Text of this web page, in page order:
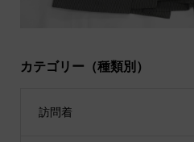
カテゴリー（種類別）
訪問着